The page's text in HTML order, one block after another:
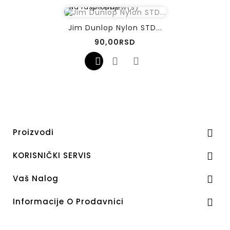
Na rasprodaji!
0Review(s)
Jim Dunlop Nylon STD...
90,00RSD
Proizvodi 
KORISNIČKI SERVIS 
Vaš Nalog 
Informacije O Prodavnici 